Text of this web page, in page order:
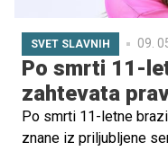
SVET SLAVNIH 09.
Po smrti 11-
zahtevata
Po smrti 11-letne
znane iz priljubljene